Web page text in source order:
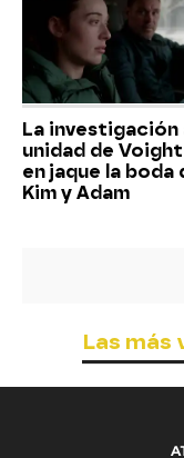
La investigación
unidad de
en jaque la boda
Kim y Adam
Las más